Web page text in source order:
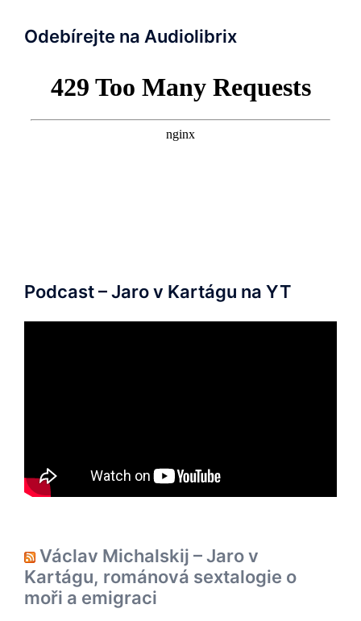
Odebírejte na Audiolibrix
Podcast – Jaro v Kartágu na YT
Václav Michalskij – Jaro v
Kartágu, románová sextalogie o
moři a emigraci